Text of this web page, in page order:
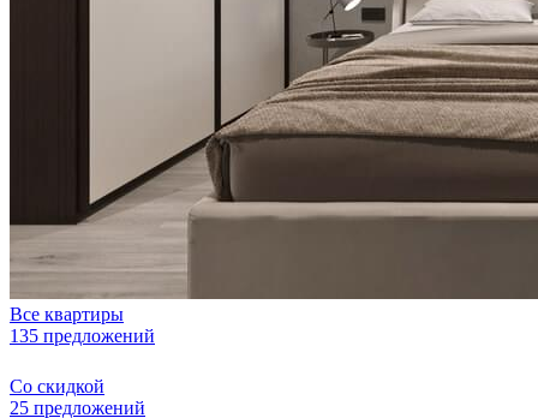
Все квартиры
135 предложений
Со скидкой
25 предложений